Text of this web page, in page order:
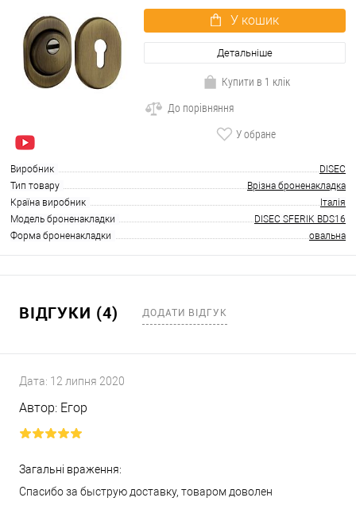
У кошик
Детальніше
Купити в 1 клік
До порівняння
У обране
Виробник
DISEC
Тип товару
Врізна броненакладка
Країна виробник
Італія
Модель броненакладки
DISEC SFERIK BDS16
Форма броненакладки
овальна
ВІДГУКИ (4) ДОДАТИ ВІДГУК
Дата: 12 липня 2020
Автор: Егор
Загальні враження:
Спасибо за быструю доставку, товаром доволен